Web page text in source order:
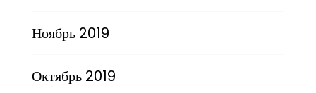
Ноябрь 2019
Октябрь 2019